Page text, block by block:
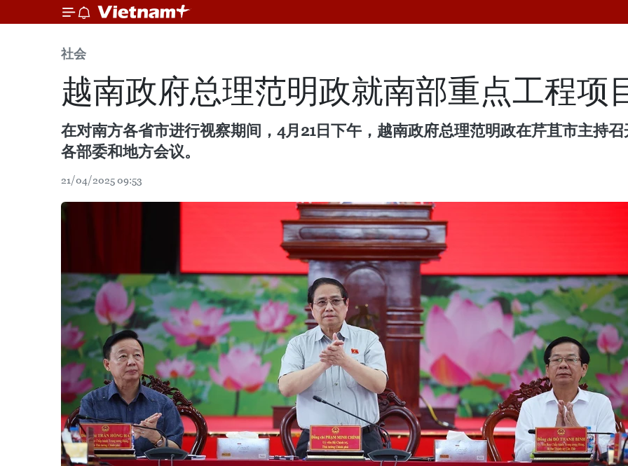
社会
越南政府总理范明政就南部重点工程项
在对南方各省市进行视察期间，4月21日下午，越南政府总理范明政在芹苴市主持
各部委和地方会议。
21/04/2025 09:53